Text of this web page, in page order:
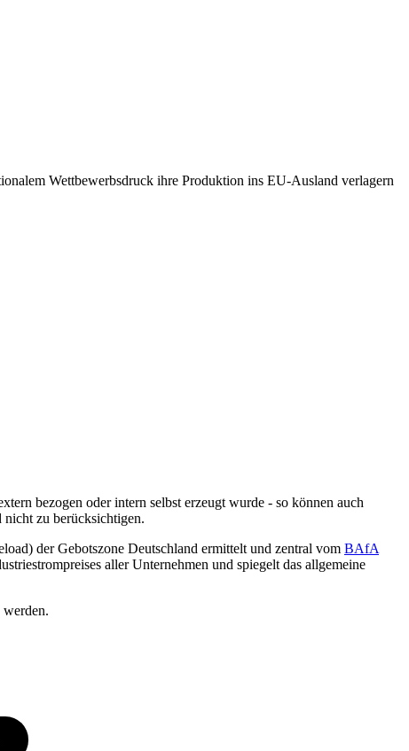
Wettbewerbsdruck ihre Produktion ins EU-Ausland verlagern
bezogen oder intern selbst erzeugt wurde - so können auch
nicht zu berücksichtigen.
der Gebotszone Deutschland ermittelt und zentral vom BAfA
aller Unternehmen und spiegelt das allgemeine